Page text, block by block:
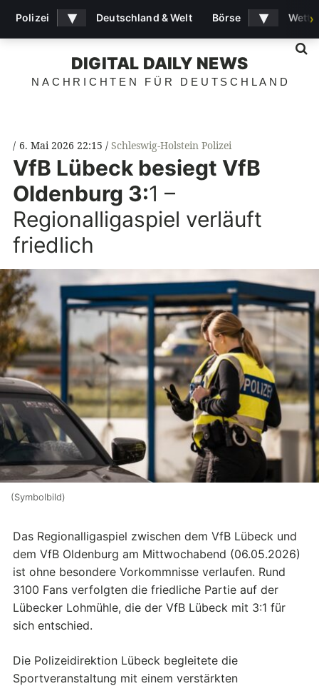
DIGITAL DAILY NEWS
NACHRICHTEN FÜR DEUTSCHLAND
6. Mai 2026 22:15 Schleswig-Holstein Polizei
VfB Lübeck besiegt VfB
Oldenburg 3:1 –
Regionalligaspiel verläuft
friedlich
(Symbolbild)
Das Regionalligaspiel zwischen dem VfB Lübeck und
dem VfB Oldenburg am Mittwochabend (06.05.2026)
ist ohne besondere Vorkommnisse verlaufen. Rund
3100 Fans verfolgten die friedliche Partie auf der
Lübecker Lohmühle, die der VfB Lübeck mit 3:1 für
sich entschied.
Die Polizeidirektion Lübeck begleitete die
Sportveranstaltung mit einem verstärkten
Polizei ▾ Deutschland & Welt Börse ▾ ›